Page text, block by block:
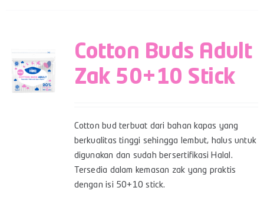
Cotton Buds Adult
Zak 50+10 Stick
Cotton bud terbuat dari bahan kapas yang
berkualitas tinggi sehingga lembut, halus untuk
digunakan dan sudah bersertifikasi Halal.
Tersedia dalam kemasan zak yang praktis
dengan isi 50+10 stick.